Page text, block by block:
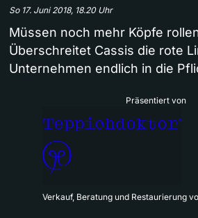
So 17. Juni 2018, 18.20 Uhr
Müssen noch mehr Köpfe
Überschreitet Cassis die rote
Unternehmen endlich in die
Präsentiert von
Verkauf, Beratung und Restaurierung